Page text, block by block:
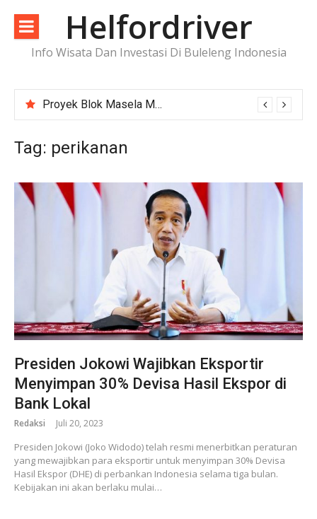
konten
Helfordriver
Info Wisata Dan Investasi Di Buleleng Indonesia
Proyek Blok Masela Makin Dekat ke FID, Investasi Raksasa Siap Menggerakkan Industri Energi
Tag: perikanan
Presiden Jokowi Wajibkan Eksportir
Menyimpan 30% Devisa Hasil Ekspor di
Bank Lokal
Redaksi Juli 20, 2023
Presiden Jokowi (Joko Widodo) telah resmi menerbitkan peraturan
yang mewajibkan para eksportir untuk menyimpan 30% Devisa
Hasil Ekspor (DHE) di perbankan Indonesia selama tiga bulan.
Kebijakan ini akan berlaku mulai…